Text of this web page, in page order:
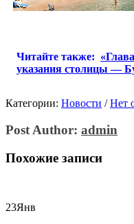
Читайте также:
указания столицы —
Категории: Новости / Нет
Post Author: admin
Похожие записи
23Янв